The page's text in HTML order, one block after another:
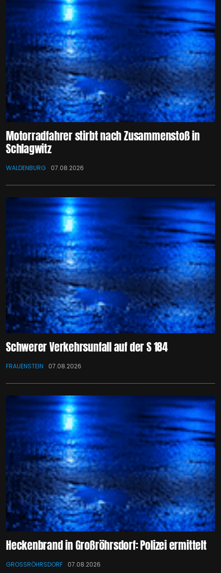
Motorradfahrer stirbt nach Zusammenstoß in
Schlagwitz
WALDENBURG 07.08.2026
Schwerer Verkehrsunfall auf der S 184
FRAUENSTEIN 07.08.2026
Heckenbrand in Großröhrsdorf: Polizei ermittelt
GROSSRÖHRSDORF 07.08.2026